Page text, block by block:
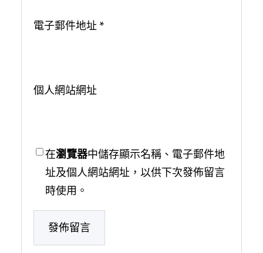
電子郵件地址 *
個人網站網址
在瀏覽器中儲存顯示名稱、電子郵件地
址及個人網站網址，以供下次發佈留言
時使用。